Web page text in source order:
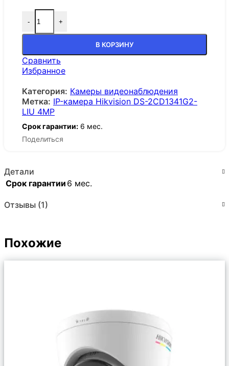
- +
В КОРЗИНУ
Сравнить
Избранное
Категория: Камеры видеонаблюдения
Метка: IP-камера Hikvision DS-2CD1341G2-
LIU 4MP
Срок гарантии: 6 мес.
Поделиться
Детали
Срок гарантии 6 мес.
Отзывы (1)
Похожие